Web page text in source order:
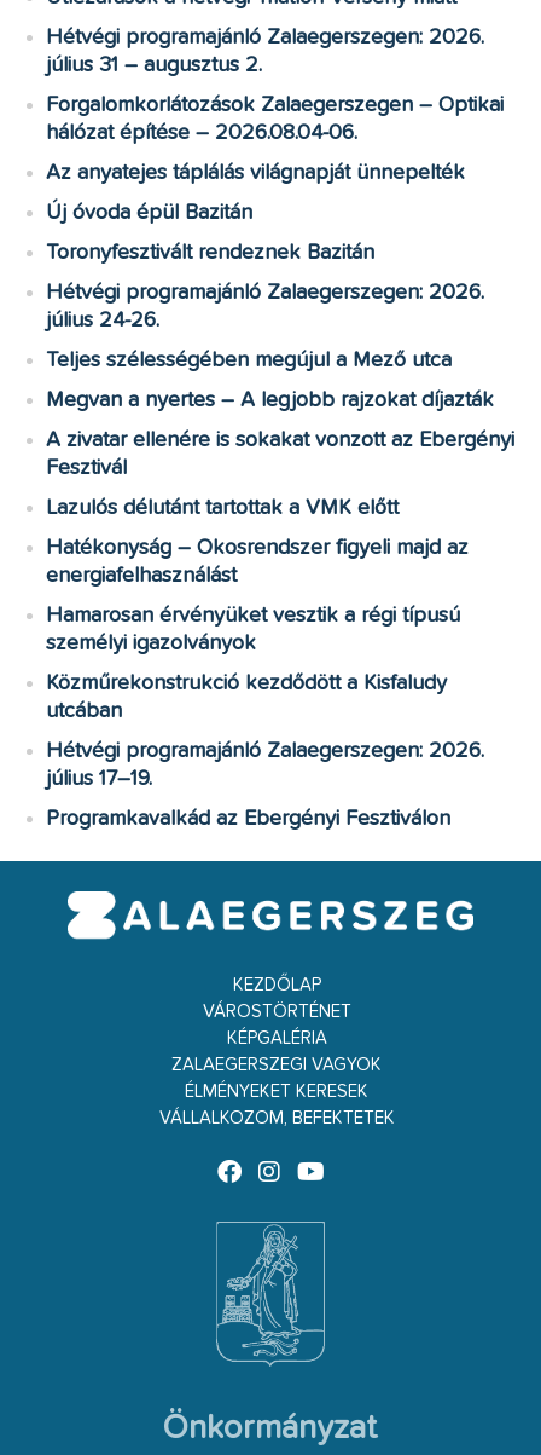
Hétvégi programajánló Zalaegerszegen: 2026.
július 31 – augusztus 2.
Forgalomkorlátozások Zalaegerszegen – Optikai
hálózat építése – 2026.08.04-06.
Az anyatejes táplálás világnapját ünnepelték
Új óvoda épül Bazitán
Toronyfesztivált rendeznek Bazitán
Hétvégi programajánló Zalaegerszegen: 2026.
július 24-26.
Teljes szélességében megújul a Mező utca
Megvan a nyertes – A legjobb rajzokat díjazták
A zivatar ellenére is sokakat vonzott az Ebergényi
Fesztivál
Lazulós délutánt tartottak a VMK előtt
Hatékonyság – Okosrendszer figyeli majd az
energiafelhasználást
Hamarosan érvényüket vesztik a régi típusú
személyi igazolványok
Közműrekonstrukció kezdődött a Kisfaludy
utcában
Hétvégi programajánló Zalaegerszegen: 2026.
július 17–19.
Programkavalkád az Ebergényi Fesztiválon
KEZDŐLAP
VÁROSTÖRTÉNET
KÉPGALÉRIA
ZALAEGERSZEGI VAGYOK
ÉLMÉNYEKET KERESEK
VÁLLALKOZOM, BEFEKTETEK
Önkormányzat